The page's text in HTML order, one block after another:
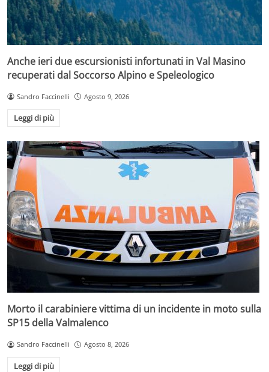
Anche ieri due escursionisti infortunati in Val Masino
recuperati dal Soccorso Alpino e Speleologico
Sandro Faccinelli Agosto 9, 2026
Leggi di più
Morto il carabiniere vittima di un incidente in moto sulla
SP15 della Valmalenco
Sandro Faccinelli Agosto 8, 2026
Leggi di più